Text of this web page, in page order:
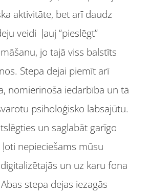
aktivitāte, bet arī daudz
veidi ļauj “pieslēgt”
jo tajā viss balstīts
Stepa dejai piemīt arī
nomierinoša iedarbība un tā
psiholoģisko labsajūtu.
un saglabāt garīgo
nepieciešams mūsu
un uz karu fona
stepa dejas iezagās